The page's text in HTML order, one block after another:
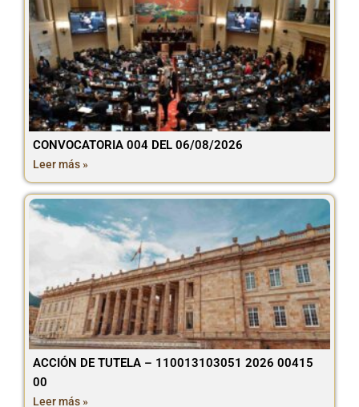
CONVOCATORIA 004 DEL 06/08/2026
Leer más »
ACCIÓN DE TUTELA – 110013103051 2026 00415
00
Leer más »